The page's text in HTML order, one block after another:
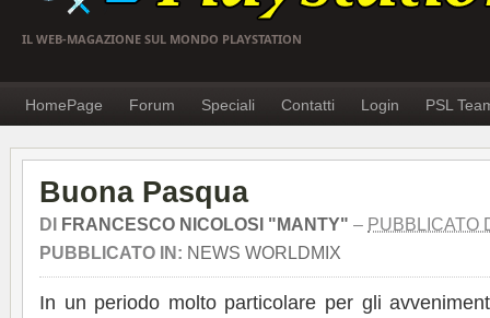
IL WEB-MAGAZIONE SUL MONDO PLAYSTATION
HomePage Forum Speciali Contatti Login PSL
Buona Pasqua
DI FRANCESCO NICOLOSI "MANTY" – PUBBLICATO
PUBBLICATO IN: NEWS WORLDMIX
In un periodo molto particolare per gli